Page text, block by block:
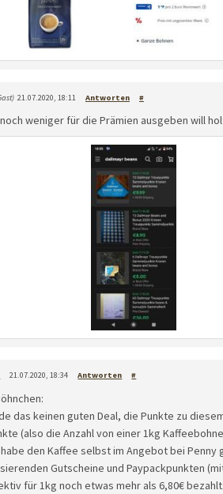
21.07.2020, 18:11 Antworten #
weniger für die Prämien ausgeben will
21.07.2020, 18:34 Antworten #
das keinen guten Deal, die Punkte zu
(also die Anzahl von einer 1kg
den Kaffee selbst im Angebot bei Penny
Gutscheine und Paypackpunkten
für 1kg noch etwas mehr als 6,80€